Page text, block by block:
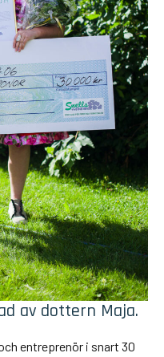
av dottern Maja.
entreprenör i snart 30